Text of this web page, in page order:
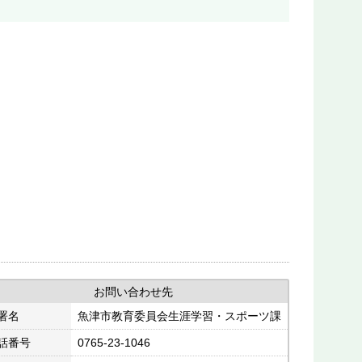
お問い合わせ先
名
魚津市教育委員会生涯学習・スポーツ課
番号 0765-23-1046